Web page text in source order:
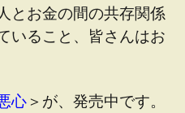
とお金の間の共存関係
いること、皆さんはお
心＞が、発売中です。